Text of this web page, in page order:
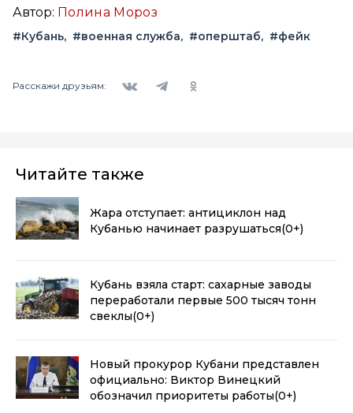
Автор: Полина Мороз
#Кубань #военная служба #оперштаб #фейк
Расскажи друзьям:
Читайте также
Жара отступает: антициклон над
Кубанью начинает разрушаться(0+)
Кубань взяла старт: сахарные заводы
переработали первые 500 тысяч тонн
свеклы(0+)
Новый прокурор Кубани представлен
официально: Виктор Винецкий
обозначил приоритеты работы(0+)